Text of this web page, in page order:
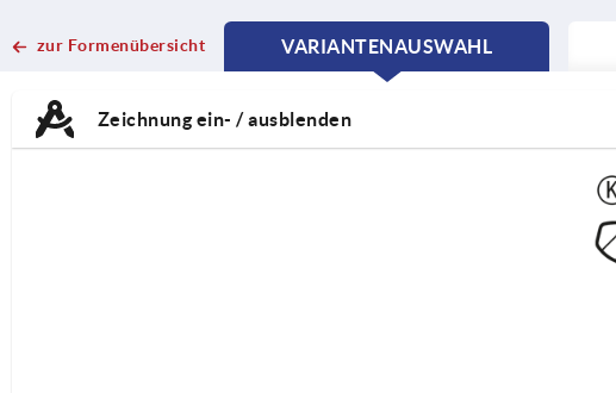
zur Formenübersicht
VARIANTENAUSWAHL
CURRENT
CURRENT
Zeichnung ein- / ausblenden